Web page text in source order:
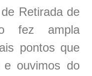
Retirada de
fez ampla
pontos que
e ouvimos do